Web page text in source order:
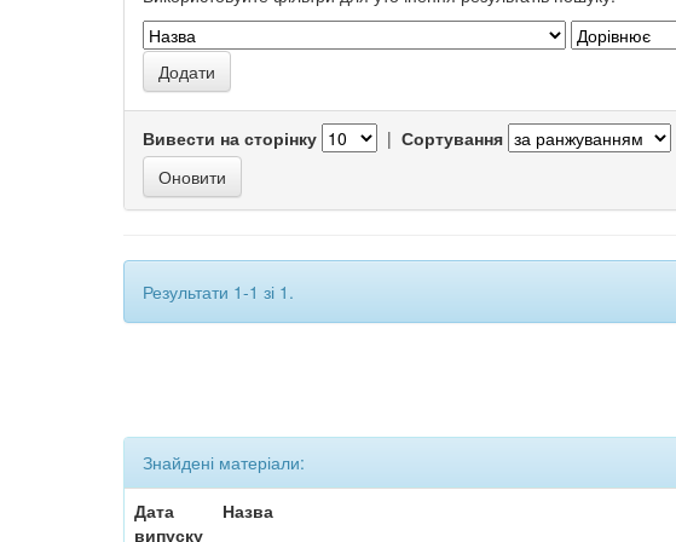
Вивести на сторінку | Сортування
Результати 1-1 зі 1.
Знайдені матеріали:
Дата
випуску
Назва